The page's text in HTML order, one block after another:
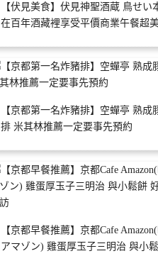
【伏見美食】伏見神聖酒蔵 鳥せい
在百年酒藏裡享受平價商業午餐超
【京都第一名炸豬排】空蟬亭 熟成
排 米其林推薦一定要事先預約
【京都早餐推薦】京都Cafe
アマゾン) 雞蛋厚玉子三明治 與小